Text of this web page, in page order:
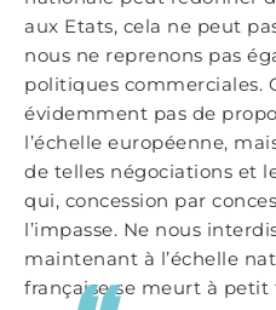
aux Etats, cela ne peut
nous ne reprenons pas
politiques commerciales.
évidemment pas de
l’échelle européenne,
de telles négociations et
qui, concession par
l’impasse. Ne nous
maintenant à l’échelle
française se meurt à petit